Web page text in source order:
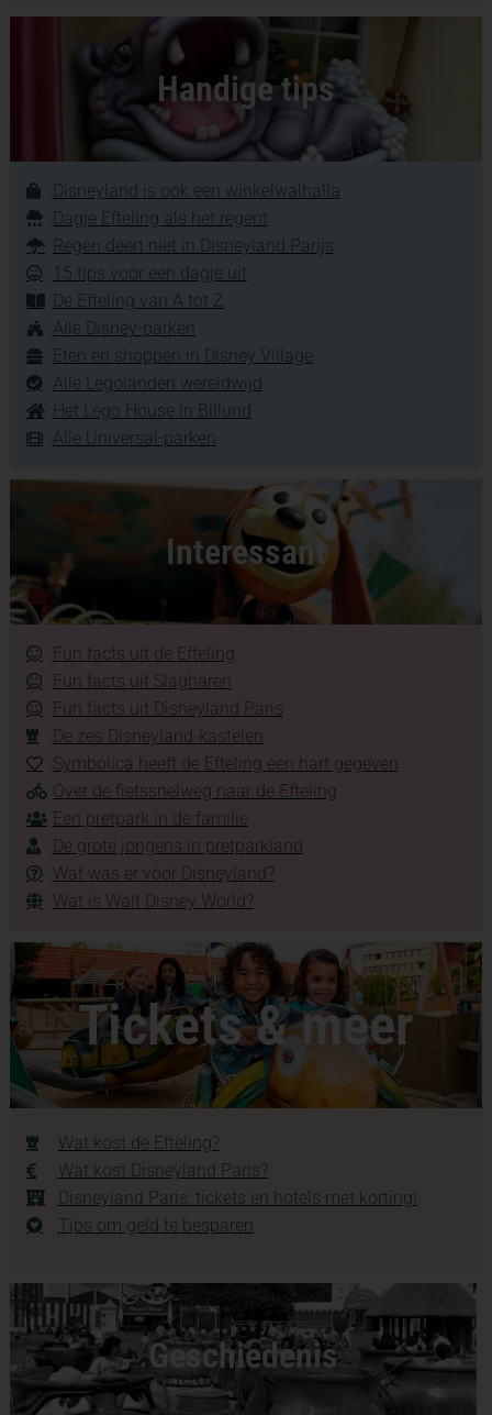
Handige tips
Disneyland is ook een winkelwalhalla
Dagje Efteling als het regent
Regen deert niet in Disneyland Parijs
15 tips voor een dagje uit
De Efteling van A tot Z
Alle Disney-parken
Eten en shoppen in Disney Village
Alle Legolanden wereldwijd
Het Lego House in Billund
Alle Universal-parken
Interessant
Fun facts uit de Efteling
Fun facts uit Slagharen
Fun facts uit Disneyland Paris
De zes Disneyland-kastelen
Symbolica heeft de Efteling een hart gegeven
Over de fietssnelweg naar de Efteling
Een pretpark in de familie
De grote jongens in pretparkland
Wat was er vóór Disneyland?
Wat is Walt Disney World?
Tickets & meer
Wat kost de Efteling?
Wat kost Disneyland Paris?
Disneyland Paris: tickets en hotels met korting!
Tips om geld te besparen
Geschiedenis